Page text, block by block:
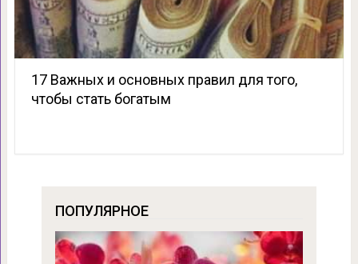
17 Важных и основных правил для того,
чтобы стать богатым
ПОПУЛЯРНОЕ